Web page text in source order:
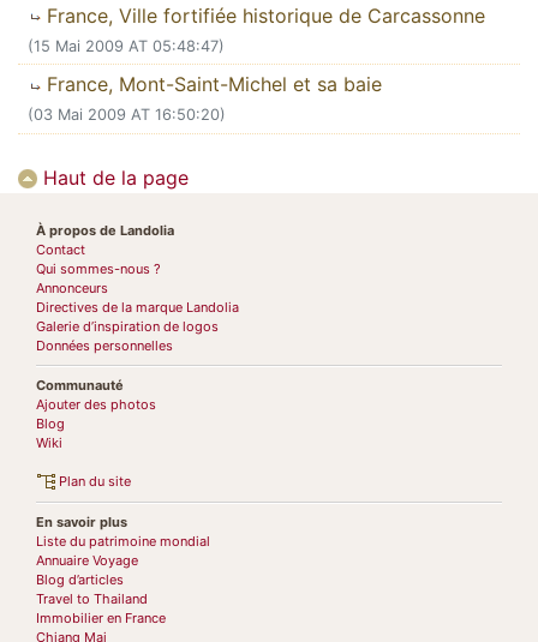
France, Ville fortifiée historique de Carcassonne
(15 Mai 2009 AT 05:48:47)
France, Mont-Saint-Michel et sa baie
(03 Mai 2009 AT 16:50:20)
Haut de la page
À propos de Landolia
Contact
Qui sommes-nous ?
Annonceurs
Directives de la marque Landolia
Galerie d’inspiration de logos
Données personnelles
Communauté
Ajouter des photos
Blog
Wiki
Plan du site
En savoir plus
Liste du patrimoine mondial
Annuaire Voyage
Blog d’articles
Travel to Thailand
Immobilier en France
Chiang Mai